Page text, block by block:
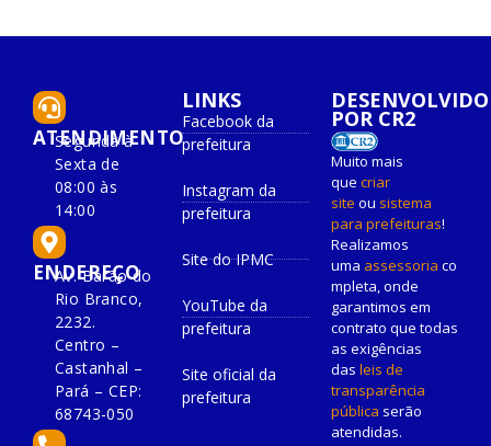
ATENDIMENTO
Segunda à
Sexta de
08:00 às
14:00
ENDEREÇO
Av. Barão do
Rio Branco,
2232.
Centro –
Castanhal –
Pará – CEP:
68743-050
LINKS
Facebook da
prefeitura
Instagram da
prefeitura
Site do IPMC
YouTube da
prefeitura
Site oficial da
prefeitura
DESENVOLVIDO
POR CR2
Muito mais
que criar
site ou sistema
para prefeituras!
Realizamos
uma assessoria co
mpleta, onde
garantimos em
contrato que todas
as exigências
das leis de
transparência
pública serão
atendidas.